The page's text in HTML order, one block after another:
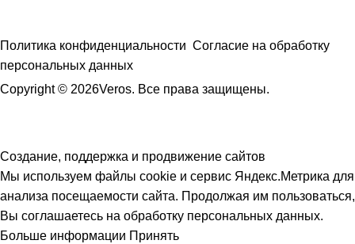
Политика конфиденциальности Согласие на обработку
персональных данных
Copyright © 2026Veros. Все права защищены.
Создание, поддержка и продвижение сайтов
Мы используем файлы cookie и сервис Яндекс.Метрика для
анализа посещаемости сайта. Продолжая им пользоваться,
Вы соглашаетесь на обработку персональных данных.
Больше информации Принять